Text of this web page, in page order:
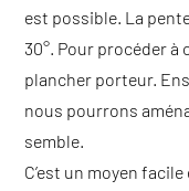
est possible. La
30°. Pour procéder à
plancher porteur.
nous pourrons
semble.
C’est un moyen